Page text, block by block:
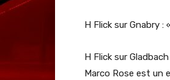
H Flick sur Gnabry :
H Flick sur
Marco Rose est un